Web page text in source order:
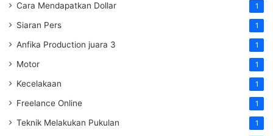
Cara Mendapatkan Dollar 1
Siaran Pers 1
Anfika Production juara 3 1
Motor 1
Kecelakaan 1
Freelance Online 1
Teknik Melakukan Pukulan 1